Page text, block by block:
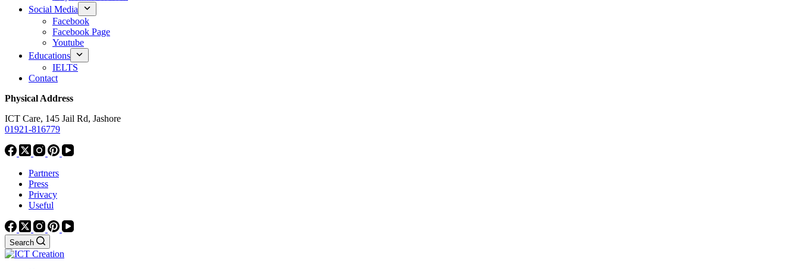
Social Media
Facebook
Facebook Page
Youtube
Educations
IELTS
Contact
Physical Address
ICT Care, 145 Jail Rd, Jashore
01921-816779
Partners
Press
Privacy
Useful
Search